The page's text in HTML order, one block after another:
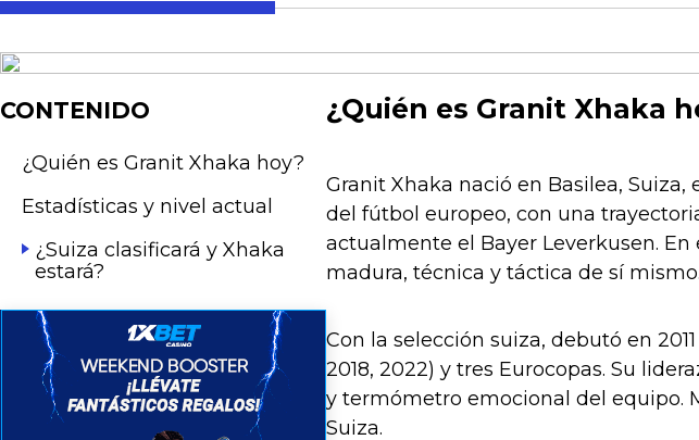
CONTENIDO
¿Quién es Granit Xhaka hoy?
Estadísticas y nivel actual
¿Suiza clasificará y Xhaka
estará?
¿Quién es Granit Xhaka
Granit Xhaka nació en Basilea,
del fútbol europeo, con una
actualmente el Bayer Leverkusen.
madura, técnica y táctica de sí mismo.
Con la selección suiza, debutó en
2018, 2022) y tres Eurocopas. Su
y termómetro emocional del equipo.
Suiza.